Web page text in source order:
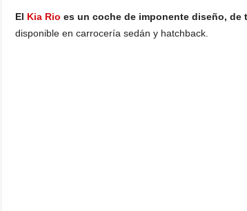
El Kia Rio es un coche de imponente diseño,
disponible en carrocería sedán y hatchback.